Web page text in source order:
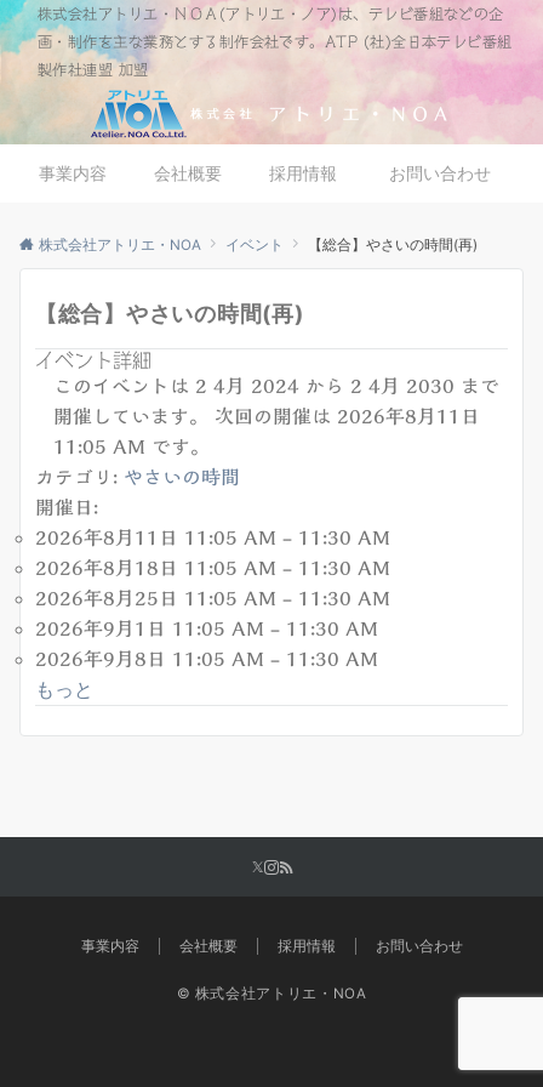
株式会社アトリエ・ＮＯＡ(アトリエ・ノア)は、テレビ番組などの企
画・制作を主な業務とする制作会社です。ATP (社)全日本テレビ番組
製作社連盟 加盟
事業内容 会社概要 採用情報 お問い合わせ
株式会社アトリエ・NOA イベント 【総合】やさいの時間(再)
【総合】やさいの時間(再)
イベント詳細
このイベントは 2 4月 2024 から 2 4月 2030 まで
開催しています。 次回の開催は 2026年8月11日
11:05 AM です。
カテゴリ: やさいの時間
開催日:
2026年8月11日 11:05 AM – 11:30 AM
2026年8月18日 11:05 AM – 11:30 AM
2026年8月25日 11:05 AM – 11:30 AM
2026年9月1日 11:05 AM – 11:30 AM
2026年9月8日 11:05 AM – 11:30 AM
もっと
事業内容 会社概要 採用情報 お問い合わせ
© 株式会社アトリエ・NOA